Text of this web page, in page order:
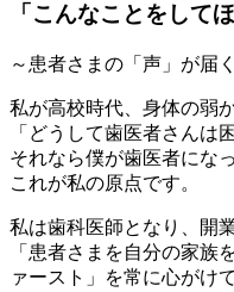
「こんなことをして
～患者さまの「声」が届
私が高校時代、身体の弱
「どうして歯医者さんは
それなら僕が歯医者にな
これが私の原点です。
私は歯科医師となり、開
「患者さまを自分の家
ァースト」を常に心がけ